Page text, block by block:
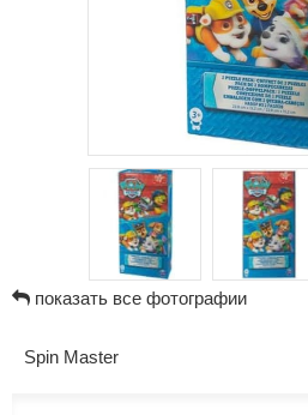
показать все фотографии
Spin Master